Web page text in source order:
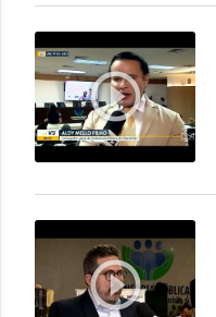
play_circle_outline
play_circle_outline